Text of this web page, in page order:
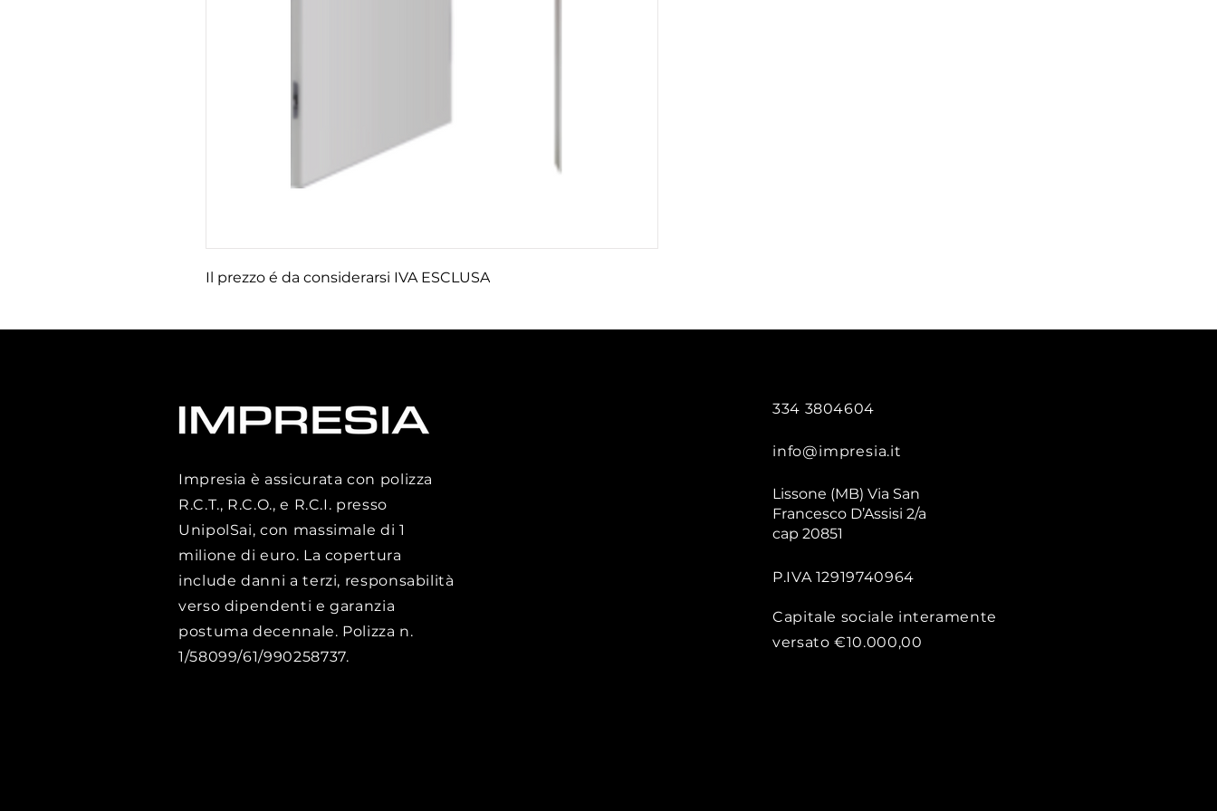
Il prezzo é da considerarsi IVA ESCLUSA
Impresia è assicurata con polizza
R.C.T., R.C.O., e R.C.I. presso
UnipolSai, con massimale di 1
milione di euro. La copertura
include danni a terzi, responsabilità
verso dipendenti e garanzia
postuma decennale. Polizza n.
1/58099/61/990258737.
334 3804604
info@impresia.it
Lissone (MB) Via San
Francesco D’Assisi 2/a
cap 20851
P.IVA 12919740964
Capitale sociale interamente
versato €10.000,00